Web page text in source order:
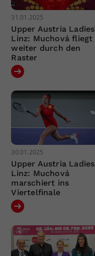
31.01.2025
Upper Austria Ladies
Linz: Muchová fliegt
weiter durch den
Raster
30.01.2025
Upper Austria Ladies
Linz: Muchová
marschiert ins
Viertelfinale